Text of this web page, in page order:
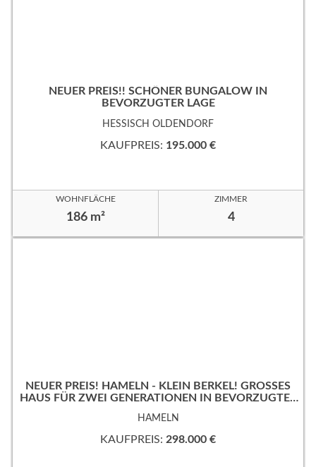
NEUER PREIS!! SCHÖNER BUNGALOW IN
BEVORZUGTER LAGE
HESSISCH OLDENDORF
KAUFPREIS: 195.000 €
WOHNFLÄCHE
186 m²
ZIMMER
4
NEUER PREIS! HAMELN - KLEIN BERKEL! GROSSES
HAUS FÜR ZWEI GENERATIONEN IN BEVORZUGTER
HAMELN
KAUFPREIS: 298.000 €